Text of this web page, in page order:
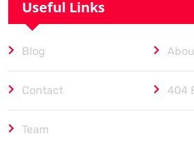
Useful Links
Blog
Contact 404
Team